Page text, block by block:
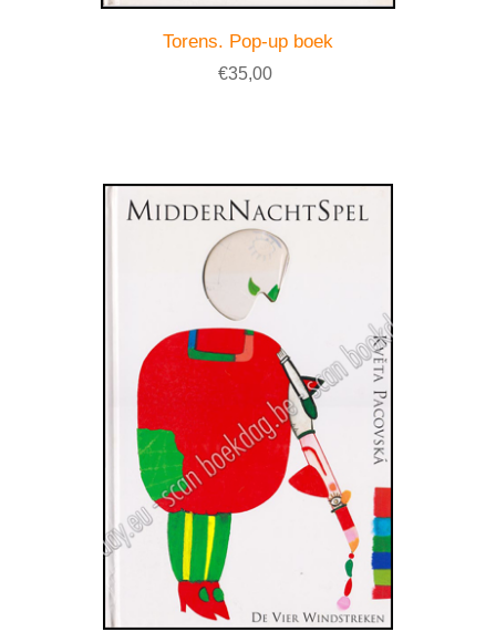
Torens. Pop-up boek
€35,00